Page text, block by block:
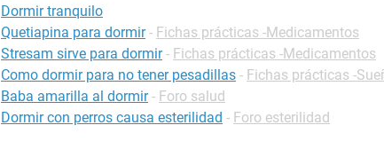
Dormir tranquilo
Quetiapina para dormir - Fichas prácticas -Medicamentos
Stresam sirve para dormir - Fichas prácticas -Medicamentos
Como dormir para no tener pesadillas - Fichas prácticas -
Baba amarilla al dormir - Foro salud
Dormir con perros causa esterilidad - Foro esterilidad